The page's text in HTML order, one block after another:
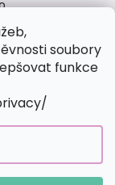
soubory
funkce